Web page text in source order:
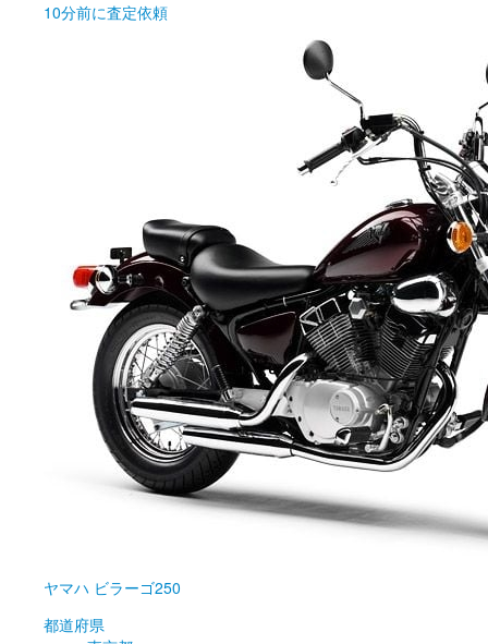
10分前に査定依頼
ヤマハ ビラーゴ250
都道府県